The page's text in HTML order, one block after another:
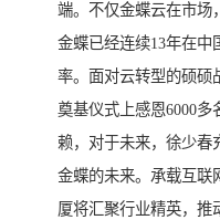
端。不仅金蝶云在市场
金蝶已经连续13年在中
率。面对云转型的硕硕
奠基仪式上感恩6000
赖，对于未来，徐少春
金蝶的未来。承载互联
厦将汇聚行业精英，推